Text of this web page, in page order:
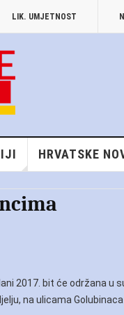
LIK. UMJETNOST
HRVATSKE
2017. bit će održana u
na ulicama